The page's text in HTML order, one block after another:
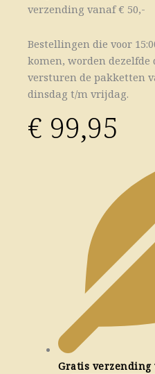
verzending vanaf € 50,-
Bestellingen die voor
komen, worden dezelfde
versturen de pakketten
dinsdag t/m vrijdag.
€ 99,95
Gratis verzending